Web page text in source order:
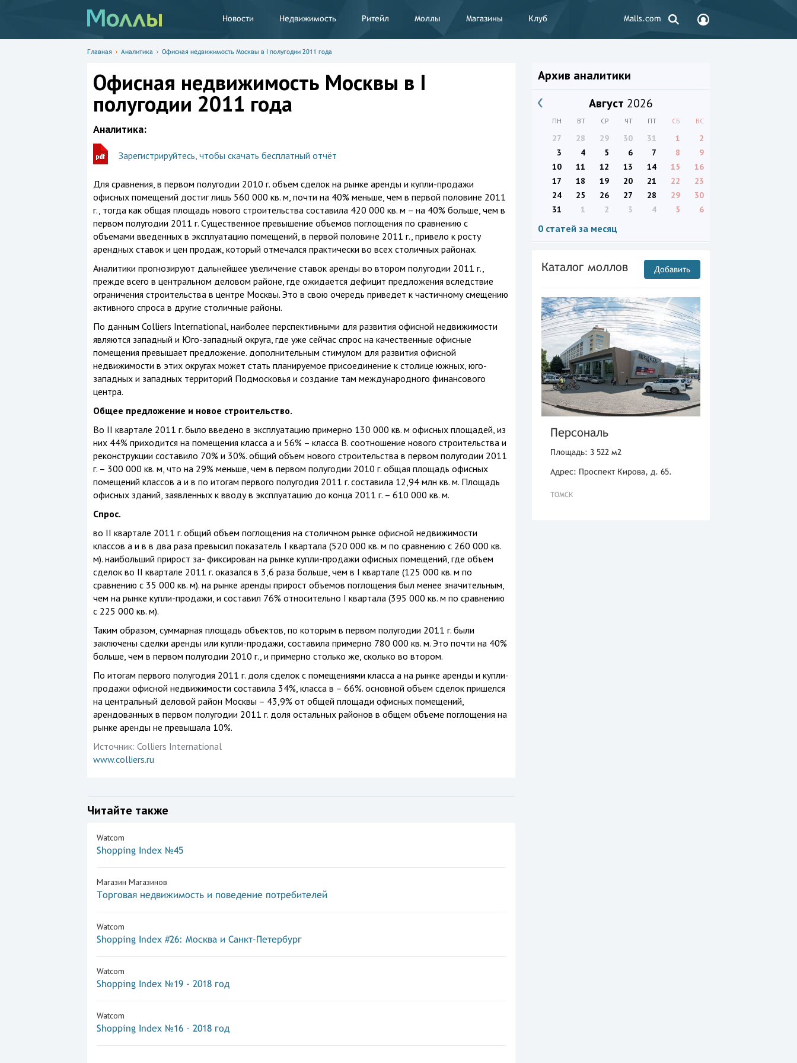
Новости Недвижимость Ритейл Моллы Магазины Клуб Malls.com
Главная Аналитика Офисная недвижимость Москвы в I полугодии 2011 года
Офисная недвижимость Москвы в I
полугодии 2011 года
Аналитика:
Зарегистрируйтесь, чтобы скачать бесплатный отчёт
Для сравнения, в первом полугодии 2010 г. объем сделок на рынке аренды и купли-продажи
офисных помещений достиг лишь 560 000 кв. м, почти на 40% меньше, чем в первой половине 2011
г., тогда как общая площадь нового строительства составила 420 000 кв. м – на 40% больше, чем в
первом полугодии 2011 г. Существенное превышение объемов поглощения по сравнению с
объемами введенных в эксплуатацию помещений, в первой половине 2011 г., привело к росту
арендных ставок и цен продаж, который отмечался практически во всех столичных районах.
Аналитики прогнозируют дальнейшее увеличение ставок аренды во втором полугодии 2011 г.,
прежде всего в центральном деловом районе, где ожидается дефицит предложения вследствие
ограничения строительства в центре Москвы. Это в свою очередь приведет к частичному смещению
активного спроса в другие столичные районы.
По данным Colliers International, наиболее перспективными для развития офисной недвижимости
являются западный и Юго-западный округа, где уже сейчас спрос на качественные офисные
помещения превышает предложение. дополнительным стимулом для развития офисной
недвижимости в этих округах может стать планируемое присоединение к столице южных, юго-
западных и западных территорий Подмосковья и создание там международного финансового
центра.
Общее предложение и новое строительство.
Во II квартале 2011 г. было введено в эксплуатацию примерно 130 000 кв. м офисных площадей, из
них 44% приходится на помещения класса а и 56% – класса В. соотношение нового строительства и
реконструкции составило 70% и 30%. общий объем нового строительства в первом полугодии 2011
г. – 300 000 кв. м, что на 29% меньше, чем в первом полугодии 2010 г. общая площадь офисных
помещений классов а и в по итогам первого полугодия 2011 г. составила 12,94 млн кв. м. Площадь
офисных зданий, заявленных к вводу в эксплуатацию до конца 2011 г. – 610 000 кв. м.
Спрос.
во II квартале 2011 г. общий объем поглощения на столичном рынке офисной недвижимости
классов а и в в два раза превысил показатель I квартала (520 000 кв. м по сравнению с 260 000 кв.
м). наибольший прирост за- фиксирован на рынке купли-продажи офисных помещений, где объем
сделок во II квартале 2011 г. оказался в 3,6 раза больше, чем в I квартале (125 000 кв. м по
сравнению с 35 000 кв. м). на рынке аренды прирост объемов поглощения был менее значительным,
чем на рынке купли-продажи, и составил 76% относительно I квартала (395 000 кв. м по сравнению
с 225 000 кв. м).
Таким образом, суммарная площадь объектов, по которым в первом полугодии 2011 г. были
заключены сделки аренды или купли-продажи, составила примерно 780 000 кв. м. Это почти на 40%
больше, чем в первом полугодии 2010 г., и примерно столько же, сколько во втором.
По итогам первого полугодия 2011 г. доля сделок с помещениями класса а на рынке аренды и купли-
продажи офисной недвижимости составила 34%, класса в – 66%. основной объем сделок пришелся
на центральный деловой район Москвы – 43,9% от общей площади офисных помещений,
арендованных в первом полугодии 2011 г. доля остальных районов в общем объеме поглощения на
рынке аренды не превышала 10%.
Источник: Colliers International
www.colliers.ru
Читайте также
Watcom
Shopping Index №45
Магазин Магазинов
Торговая недвижимость и поведение потребителей
Watcom
Shopping Index #26: Москва и Санкт-Петербург
Watcom
Shopping Index №19 - 2018 год
Watcom
Shopping Index №16 - 2018 год
Архив аналитики
Август 2026
ПН ВТ СР ЧТ ПТ СБ ВС
27 28 29 30 31 1
2
3
4 5 6 7 8
9
10
11 12 13 14 15
16
17
18 19 20 21 22
23
24
25 26 27 28 29
30
31
1 2 3 4 5 6
0 статей за месяц
Каталог моллов Добавить
Персональ
Площадь: 3 522 м2
Адрес: Проспект Кирова, д. 65.
ТОМСК